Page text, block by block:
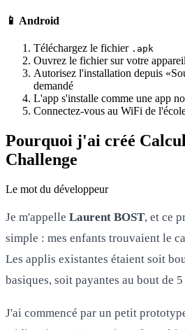
📱 Android
Téléchargez le fichier .apk
Ouvrez le fichier sur votre appareil
Autorisez l'installation depuis
demandé
L'app s'installe comme une app
Connectez-vous au WiFi de
Pourquoi j'ai créé
Challenge
Le mot du développeur
Je m'appelle Laurent BOST, et ce
simple : mes enfants trouvaient le
Les applis existantes étaient soit
basiques, soit payantes au bout de
J'ai commencé par un petit